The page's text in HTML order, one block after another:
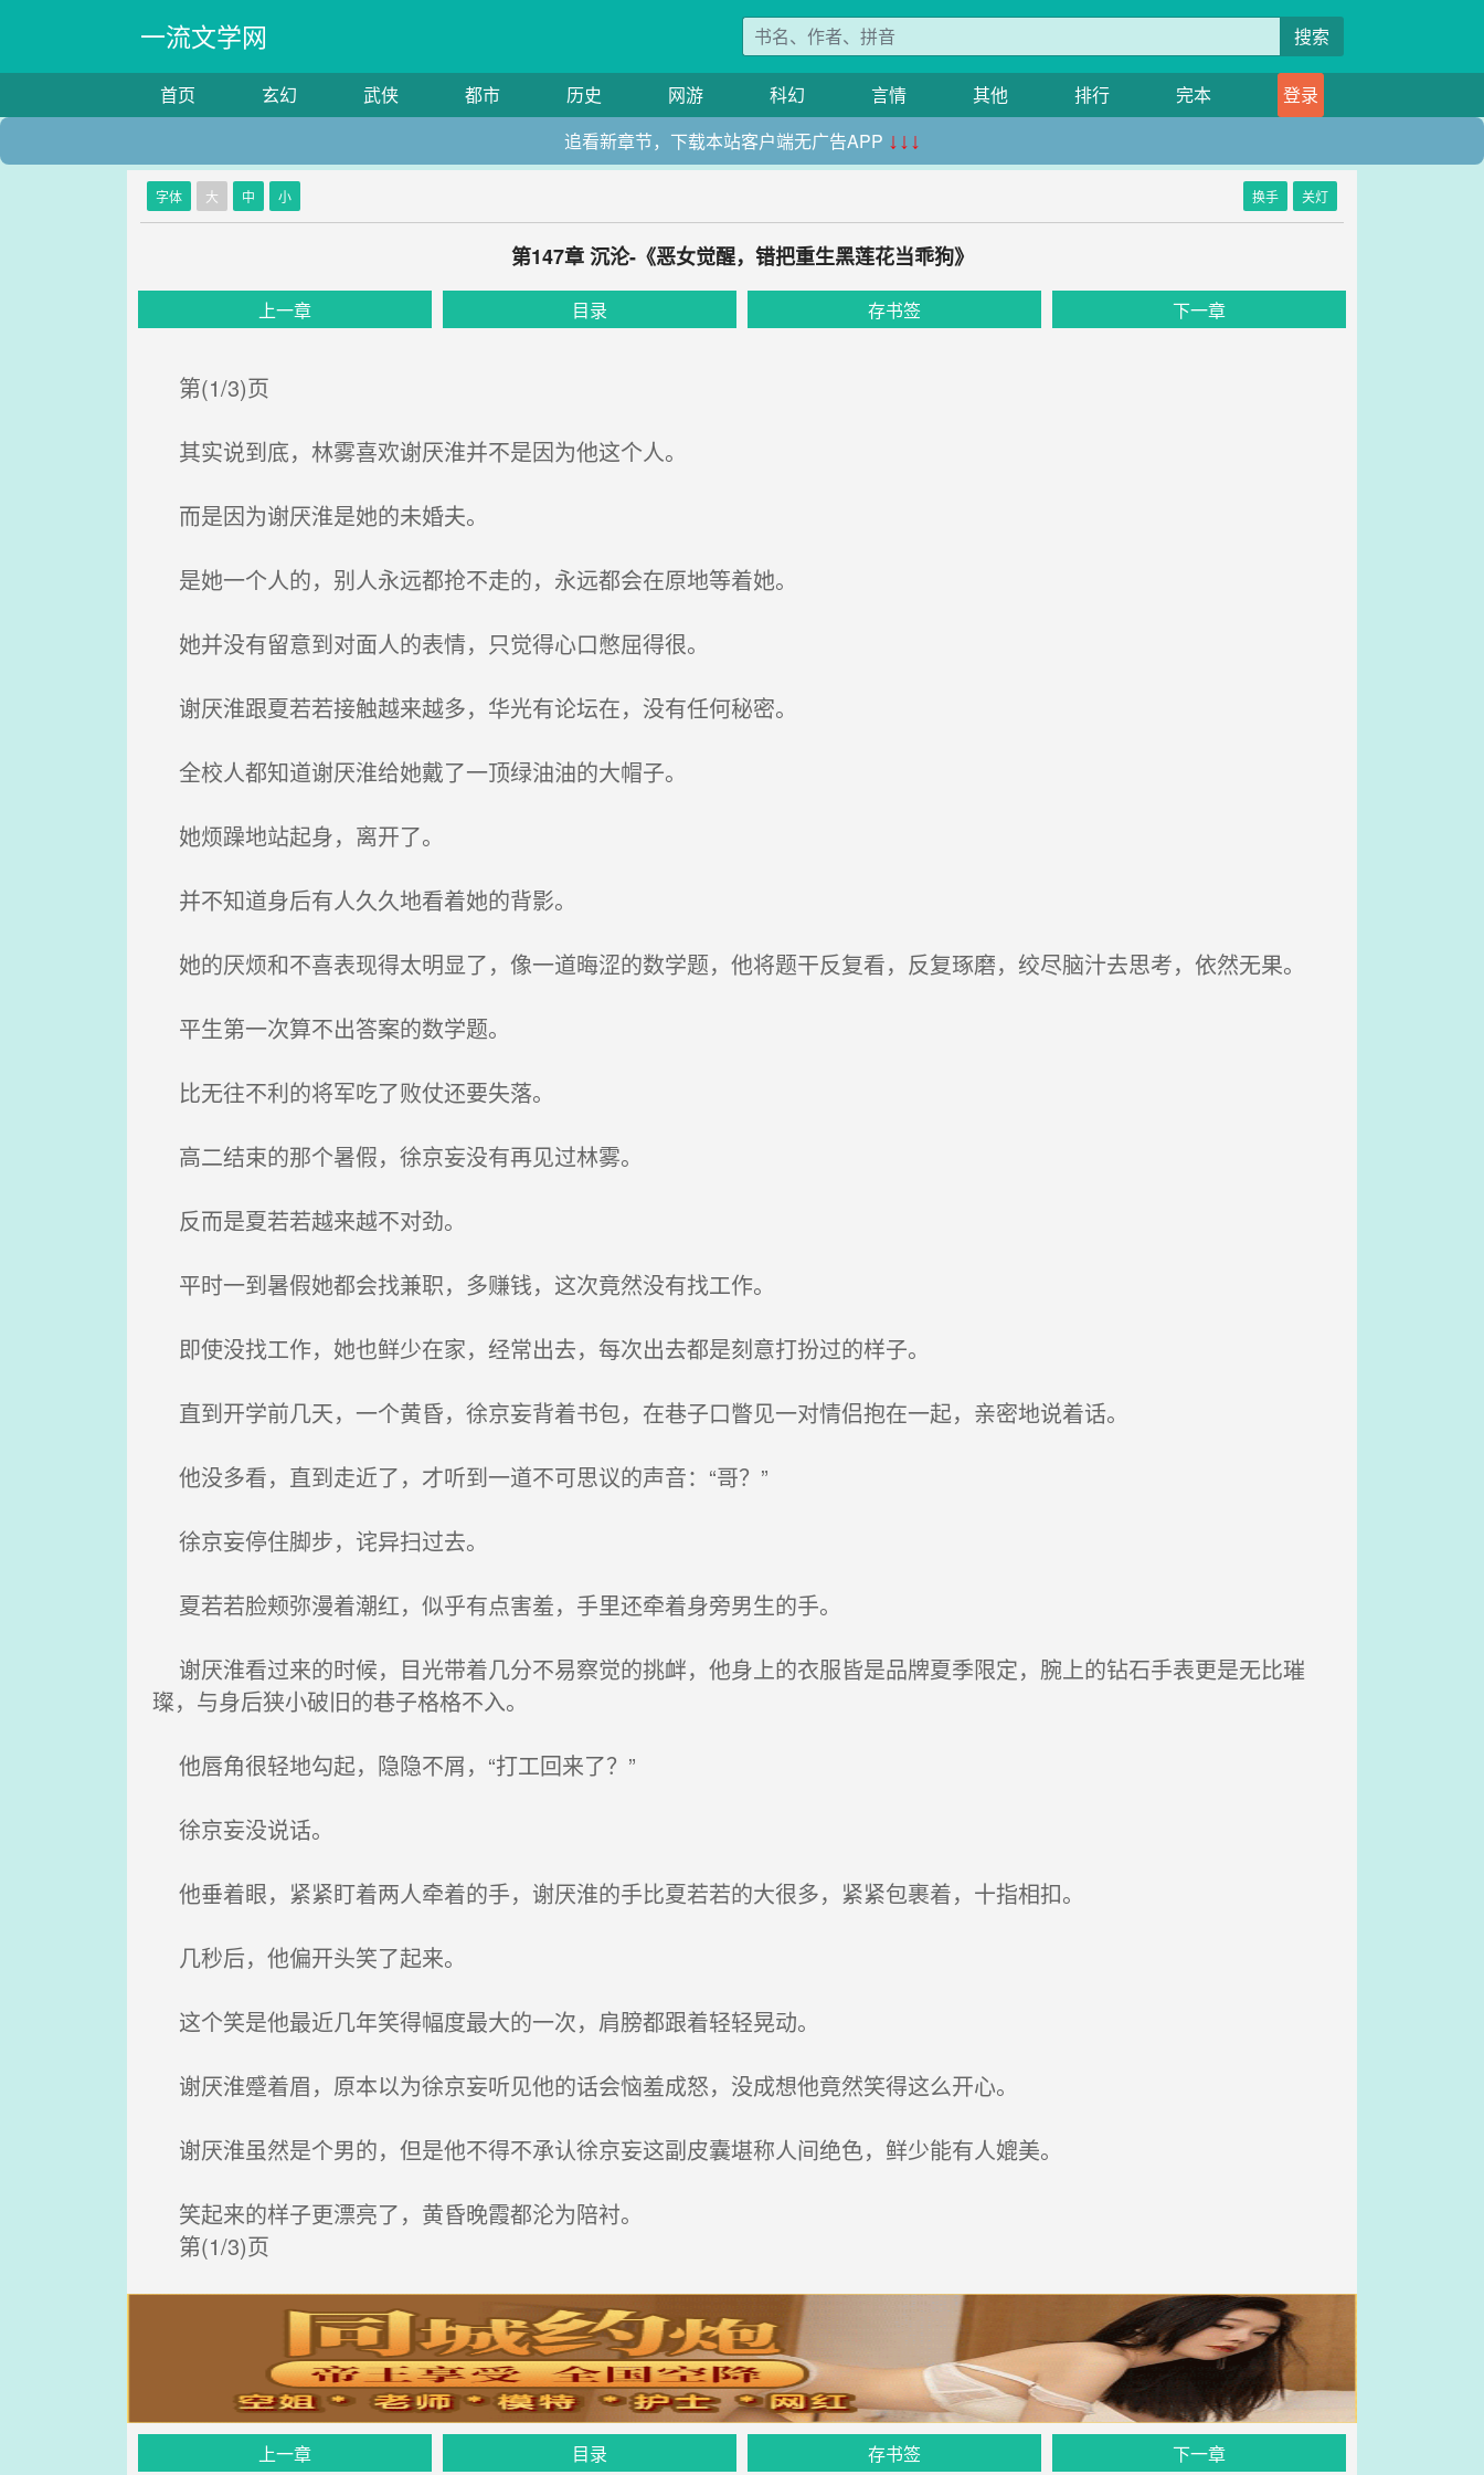
一流文学网 搜索
首页 玄幻 武侠 都市 历史 网游 科幻 言情 其他 排行 完本
登录
追看新章节，下载本站客户端无广告APP ↓↓↓
字体 大 中 小 换手 关灯
第147章 沉沦-《恶女觉醒，错把重生黑莲花当乖狗》
上一章 目录 存书签 下一章
第(1/3)页
其实说到底，林雾喜欢谢厌淮并不是因为他这个人。
而是因为谢厌淮是她的未婚夫。
是她一个人的，别人永远都抢不走的，永远都会在原地等着她。
她并没有留意到对面人的表情，只觉得心口憋屈得很。
谢厌淮跟夏若若接触越来越多，华光有论坛在，没有任何秘密。
全校人都知道谢厌淮给她戴了一顶绿油油的大帽子。
她烦躁地站起身，离开了。
并不知道身后有人久久地看着她的背影。
她的厌烦和不喜表现得太明显了，像一道晦涩的数学题，他将题干反复看，反复琢磨，绞尽脑汁去思考，依然无果。
平生第一次算不出答案的数学题。
比无往不利的将军吃了败仗还要失落。
高二结束的那个暑假，徐京妄没有再见过林雾。
反而是夏若若越来越不对劲。
平时一到暑假她都会找兼职，多赚钱，这次竟然没有找工作。
即使没找工作，她也鲜少在家，经常出去，每次出去都是刻意打扮过的样子。
直到开学前几天，一个黄昏，徐京妄背着书包，在巷子口瞥见一对情侣抱在一起，亲密地说着话。
他没多看，直到走近了，才听到一道不可思议的声音：“哥？”
徐京妄停住脚步，诧异扫过去。
夏若若脸颊弥漫着潮红，似乎有点害羞，手里还牵着身旁男生的手。
谢厌淮看过来的时候，目光带着几分不易察觉的挑衅，他身上的衣服皆是品牌夏季限定，腕上的钻石手表更是无比璀
璨，与身后狭小破旧的巷子格格不入。
他唇角很轻地勾起，隐隐不屑，“打工回来了？”
徐京妄没说话。
他垂着眼，紧紧盯着两人牵着的手，谢厌淮的手比夏若若的大很多，紧紧包裹着，十指相扣。
几秒后，他偏开头笑了起来。
这个笑是他最近几年笑得幅度最大的一次，肩膀都跟着轻轻晃动。
谢厌淮蹙着眉，原本以为徐京妄听见他的话会恼羞成怒，没成想他竟然笑得这么开心。
谢厌淮虽然是个男的，但是他不得不承认徐京妄这副皮囊堪称人间绝色，鲜少能有人媲美。
笑起来的样子更漂亮了，黄昏晚霞都沦为陪衬。
第(1/3)页
上一章 目录 存书签 下一章